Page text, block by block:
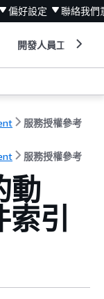
偏好設定 聯絡我們
開發人員工具
服務授權參考
服務授權參考
動
引